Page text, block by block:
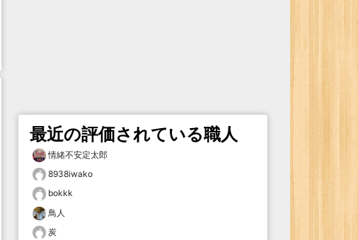
最近の評価されている職人
情緒不安定太郎
8938iwako
bokkk
鳥人
炭